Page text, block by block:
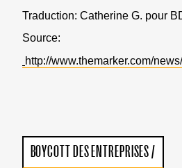
Traduction: Catherine G. pour
Source:
http://www.themarker.com/
BOYCOTT DES ENTREPRISES/